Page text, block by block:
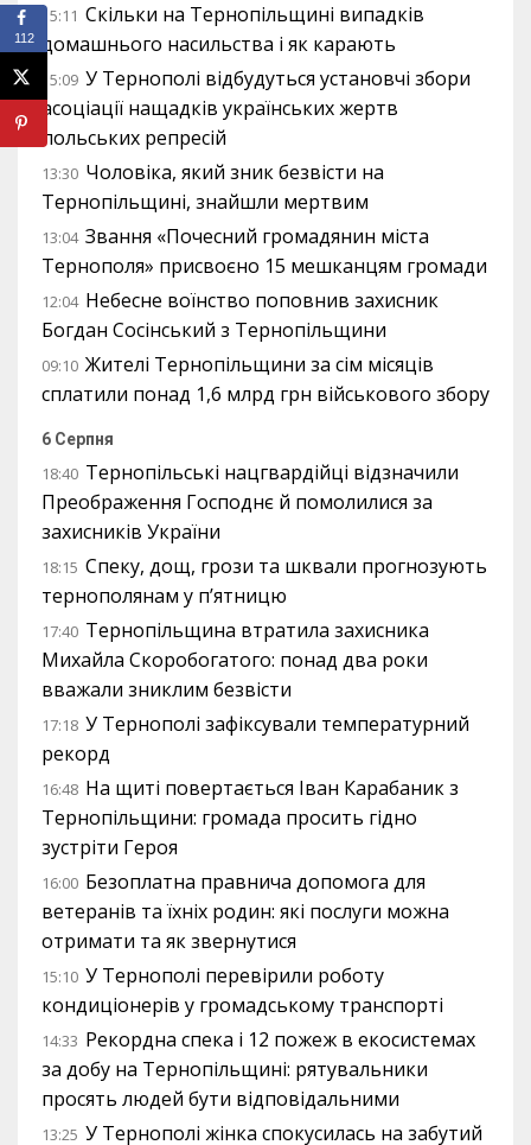
15:11 Скільки на Тернопільщині випадків
домашнього насильства і як карають
15:09 У Тернополі відбудуться установчі збори
асоціації нащадків українських жертв
польських репресій
13:30 Чоловіка, який зник безвісти на
Тернопільщині, знайшли мертвим
13:04 Звання «Почесний громадянин міста
Тернополя» присвоєно 15 мешканцям громади
12:04 Небесне воїнство поповнив захисник
Богдан Сосінський з Тернопільщини
09:10 Жителі Тернопільщини за сім місяців
сплатили понад 1,6 млрд грн військового збору
6 Серпня
18:40 Тернопільські нацгвардійці відзначили
Преображення Господнє й помолилися за
захисників України
18:15 Спеку, дощ, грози та шквали прогнозують
тернополянам у п’ятницю
17:40 Тернопільщина втратила захисника
Михайла Скоробогатого: понад два роки
вважали зниклим безвісти
17:18 У Тернополі зафіксували температурний
рекорд
16:48 На щиті повертається Іван Карабаник з
Тернопільщини: громада просить гідно
зустріти Героя
16:00 Безоплатна правнича допомога для
ветеранів та їхніх родин: які послуги можна
отримати та як звернутися
15:10 У Тернополі перевірили роботу
кондиціонерів у громадському транспорті
14:33 Рекордна спека і 12 пожеж в екосистемах
за добу на Тернопільщині: рятувальники
просять людей бути відповідальними
13:25 У Тернополі жінка спокусилась на забутий
112